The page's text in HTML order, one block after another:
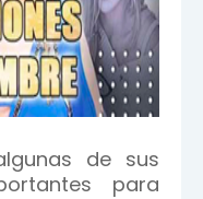
de sus
para